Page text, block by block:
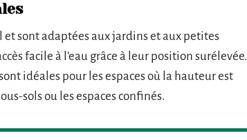
et sont adaptées aux jardins et aux petites
facile à l’eau grâce à leur position surélevée.
idéales pour les espaces où la hauteur est
sols ou les espaces confinés.